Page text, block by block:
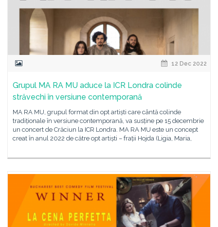
12 Dec 2022
Grupul MA RA MU aduce la ICR Londra colinde
străvechi în versiune contemporană
MA RA MU, grupul format din opt artiști care cântă colinde
tradiționale în versiune contemporană, va susține pe 15 decembrie
un concert de Crăciun la ICR Londra. MA RA MU este un concept
creat în anul 2022 de către opt artiști – frații Hojda (Ligia, Maria,